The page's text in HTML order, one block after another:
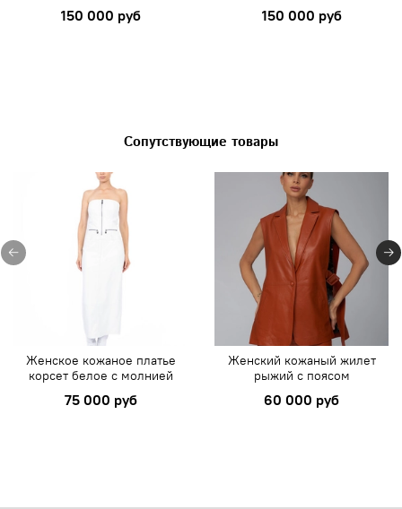
150 000 руб 150 000 руб
Сопутствующие товары
Женское кожаное платье
корсет белое с молнией
75 000 руб
Женский кожаный жилет
рыжий с поясом
60 000 руб